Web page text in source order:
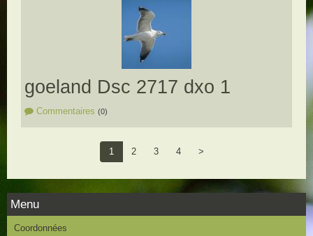
goeland Dsc 2717 dxo 1
Commentaires (0)
1 2 3 4 >
Menu
Coordonnées